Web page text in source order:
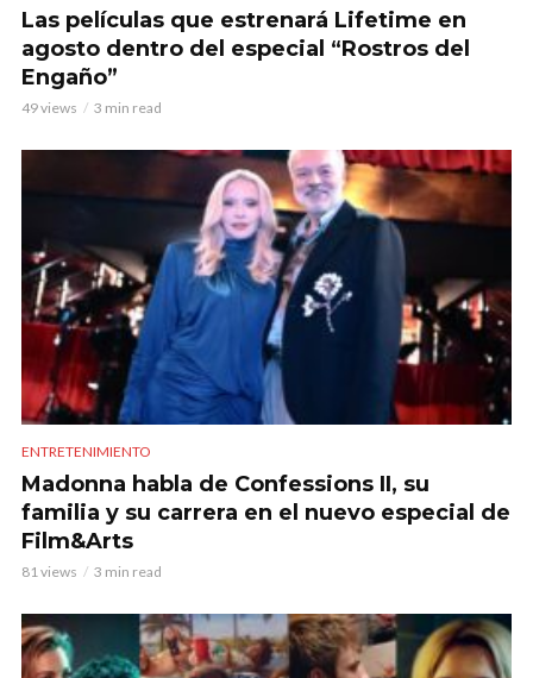
Las películas que estrenará Lifetime en
agosto dentro del especial “Rostros del
Engaño”
49 views 3 min read
ENTRETENIMIENTO
Madonna habla de Confessions II, su
familia y su carrera en el nuevo especial de
Film&Arts
81 views 3 min read